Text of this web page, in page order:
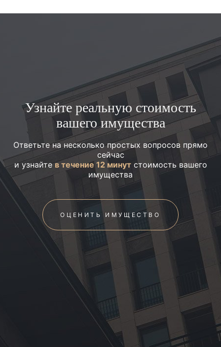
Узнайте реальную стоимость
вашего имущества
Ответьте на несколько простых вопросов прямо
сейчас
и узнайтев течение 12 минутстоимость вашего
имущества
ОЦЕНИТЬ ИМУЩЕСТВО